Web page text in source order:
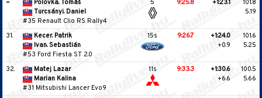
=
Polovka. Tomáš
Turcsányi. Daniel
#35 Renault Clio RS Rally4
5 9:25.8 +1:23.1
101.8
5.19
31.
Kecer. Patrik
Ivan. Sebastián
#53 Ford Fiesta ST 2.0
15s 9:26.7
+1:24.0
+0.9
101.6
5.25
32.
Matej Lazar
Marian Kalina
#31 Mitsubishi Lancer Evo9
11s 9:33.3
+1:30.6
+6.6
100.5
5.66